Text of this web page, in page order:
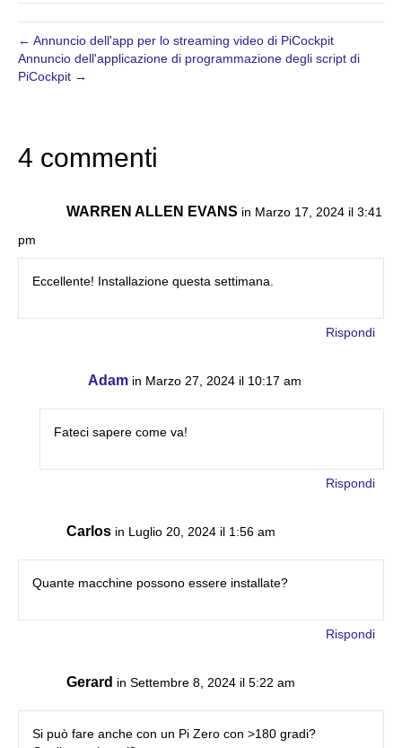
← Annuncio dell'app per lo streaming video di PiCockpit
Annuncio dell'applicazione di programmazione degli script di
PiCockpit →
4 commenti
WARREN ALLEN EVANS in Marzo 17, 2024 il 3:41
pm
Eccellente! Installazione questa settimana.
Rispondi
Adam in Marzo 27, 2024 il 10:17 am
Fateci sapere come va!
Rispondi
Carlos in Luglio 20, 2024 il 1:56 am
Quante macchine possono essere installate?
Rispondi
Gerard in Settembre 8, 2024 il 5:22 am
Si può fare anche con un Pi Zero con >180 gradi?